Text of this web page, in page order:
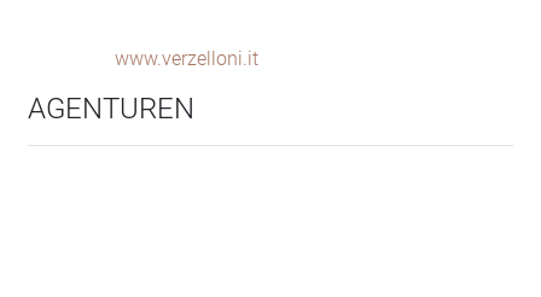
www.verzelloni.it
AGENTUREN